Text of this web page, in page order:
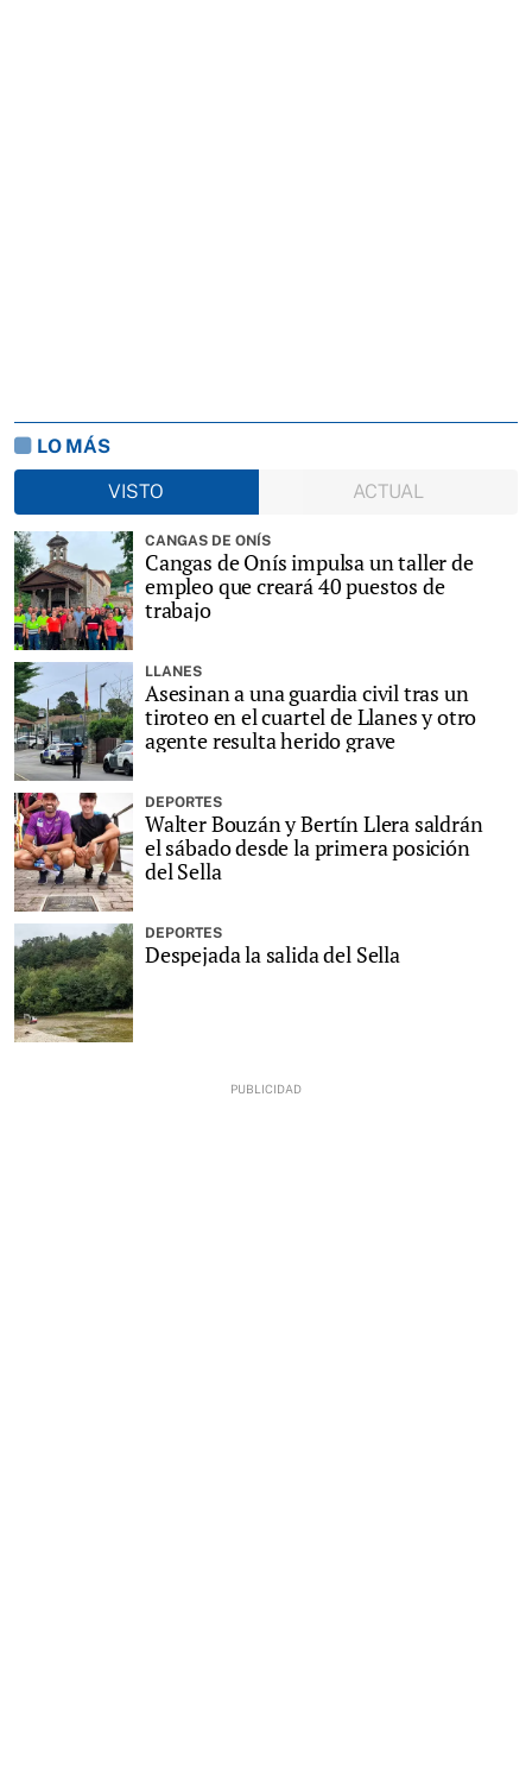
LO MÁS
VISTO
ACTUAL
CANGAS DE ONÍS
Cangas de Onís impulsa un taller de
empleo que creará 40 puestos de
trabajo
LLANES
Asesinan a una guardia civil tras un
tiroteo en el cuartel de Llanes y otro
agente resulta herido grave
DEPORTES
Walter Bouzán y Bertín Llera saldrán
el sábado desde la primera posición
del Sella
DEPORTES
Despejada la salida del Sella